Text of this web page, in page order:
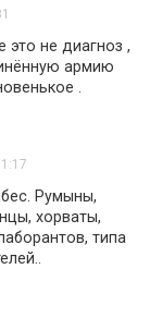
это не диагноз ,
армию
.
Румыны,
хорваты,
типа